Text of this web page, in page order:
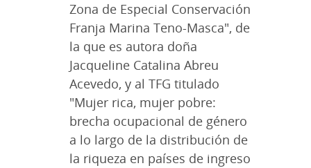
Zona de Especial Conservación
Franja Marina Teno-Masca", de
la que es autora doña
Jacqueline Catalina Abreu
Acevedo, y al TFG titulado
"Mujer rica, mujer pobre:
brecha ocupacional de género
a lo largo de la distribución de
la riqueza en países de ingreso